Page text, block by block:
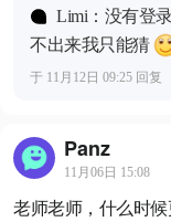
Limi：没有登
不出来我只能猜
于 11月12日 09:25 回复
Panz
11月06日 15:08
老师老师，什么时